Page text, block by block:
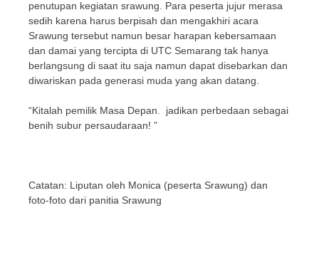
penutupan kegiatan srawung. Para peserta jujur merasa
sedih karena harus berpisah dan mengakhiri acara
Srawung tersebut namun besar harapan kebersamaan
dan damai yang tercipta di UTC Semarang tak hanya
berlangsung di saat itu saja namun dapat disebarkan dan
diwariskan pada generasi muda yang akan datang.
“Kitalah pemilik Masa Depan. jadikan perbedaan sebagai
benih subur persaudaraan! ”
Catatan: Liputan oleh Monica (peserta Srawung) dan
foto-foto dari panitia Srawung